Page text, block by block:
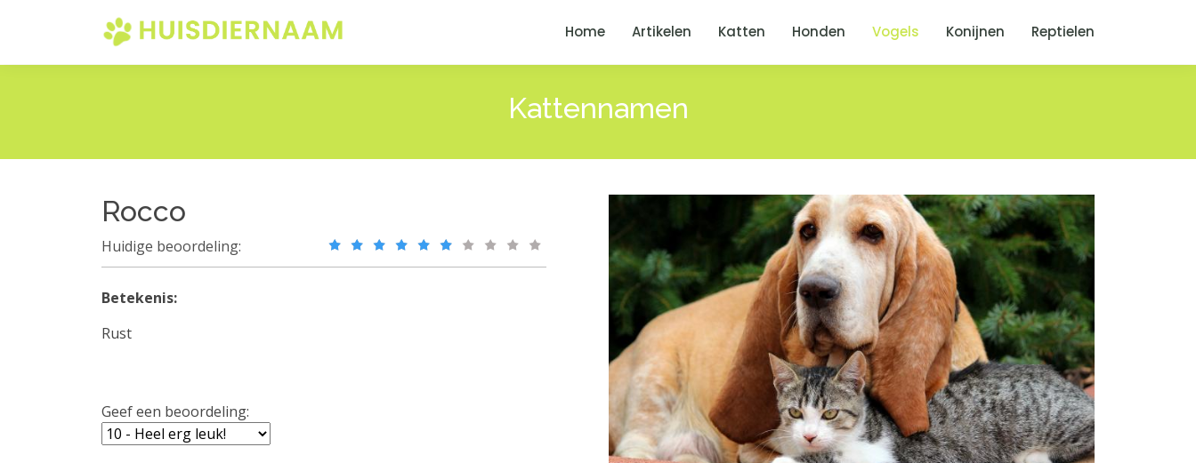
Home Artikelen Katten Honden Vogels Konijnen Reptielen
Kattennamen
Rocco
Huidige beoordeling:
Betekenis:
Rust
Geef een beoordeling: